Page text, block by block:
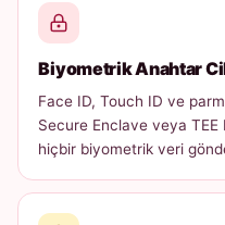
Biyometrik Anahtar
Face ID, Touch ID ve
Secure Enclave veya TEE
hiçbir biyometrik veri